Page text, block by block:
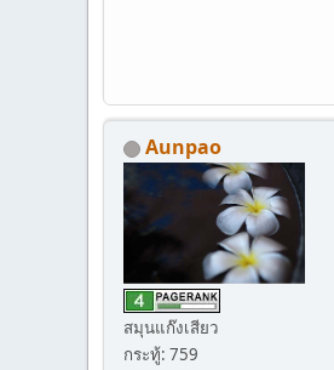
Aunpao
สมุนแก๊งเสียว
กระทู้: 759